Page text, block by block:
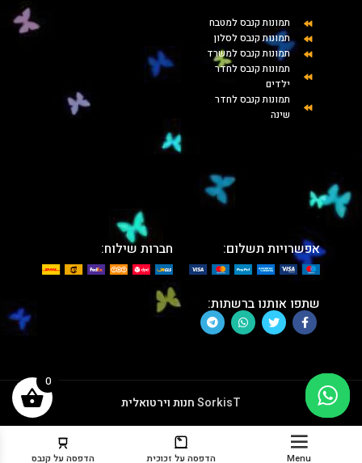
תמונות קנבס למטבח
תמונות קנבס לסלון
תמונות קנבס למשרד
תמונות קנבס לחדר
ילדים
תמונות קנבס לחדר
שינה
אפשרויות תשלום: חברות שילוח:
שתפו אותנו ברשתות:
SorkisTחנות וירטואלית
0
Menu הדפסה על זכוכית הדפסה על קנבס